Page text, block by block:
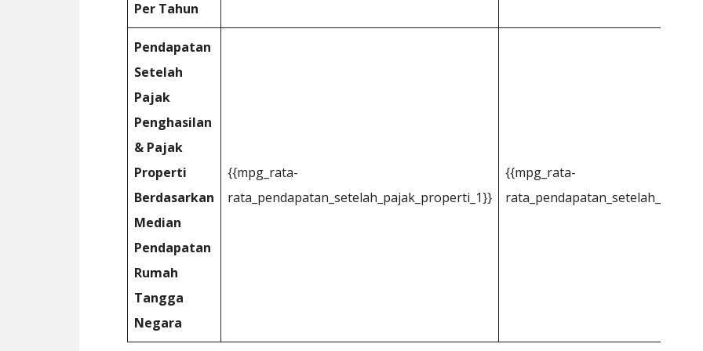
Per Tahun
Pendapatan
Setelah
Pajak
Penghasilan
& Pajak
Properti
Berdasarkan
Median
Pendapatan
Rumah
Tangga
Negara
{{mpg_rata-
rata_pendapatan_setelah_pajak_properti_1}}
{{mpg_rata-